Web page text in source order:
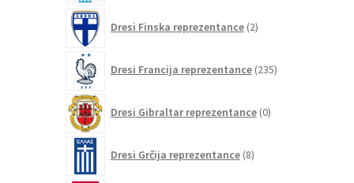
Dresi Finska reprezentance 2izdelka
Dresi Francija reprezentance 235izdelkov
Dresi Gibraltar reprezentance 0izdelkov
Dresi Grčija reprezentance 8izdelkov